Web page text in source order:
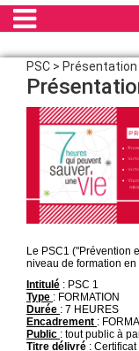
PSC > Présentation
Le PSC1 ("Prévention
niveau de formation
Intitulé : PSC 1
Type : FORMATION
Durée : 7 HEURES
Encadrement :
Public : tout public à
Titre délivré :